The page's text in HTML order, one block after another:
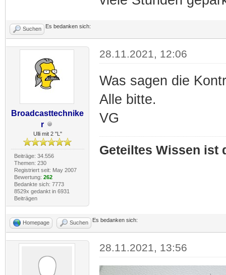
Suchen Es bedanken sich:
Broadcasttechnike
r
Ulli mit 2 "L"
Beiträge: 34.556
Themen: 230
Registriert seit: May 2007
Bewertung: 262
Bedankte sich: 7773
8529x gedankt in 6931
Beiträgen
28.11.2021, 12:06
Was sagen die
Alle bitte.
VG
Geteiltes Wissen ist
Homepage Suchen Es bedanken sich:
28.11.2021, 13:56